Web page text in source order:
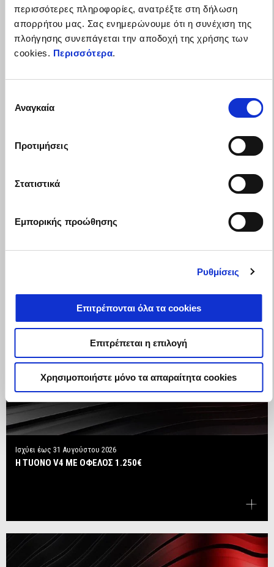
περισσότερες πληροφορίες, ανατρέξτε στη δήλωση
απορρήτου μας. Σας ενημερώνουμε ότι η συνέχιση της
πλοήγησης συνεπάγεται την αποδοχή της χρήσης των
cookies. Περισσότερα.
συγκατάθεσης
Αναγκαία
Προτιμήσεις
Στατιστικά
Εμπορικής προώθησης
Ρυθμίσεις
Επιτρέπονται όλα τα cookies
Επιτρέπεται η επιλογή
Χρησιμοποιήστε μόνο τα απαραίτητα cookies
Ισχύει έως 31 Αυγούστου 2026
Η TUONO V4 ΜΕ ΟΦΕΛΟΣ 1.250€